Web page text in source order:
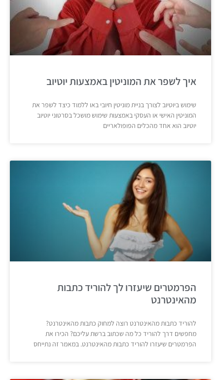
איך לשפר את המוניטין באמצעות יוטיוב
שימוש ביוטיוב לצורך בניית מוניטין חיובי באו ללמוד כיצד לשפר את
המוניטין האישי או העסקי באמצעות שימוש מושכל בסרטוני יוטיוב
יוטיוב הוא אחד מהכלים הפופולאריים
הפרמטרים שיעזרו לך להוריד כתבות
מהאינטרנט
להוריד כתבות מהאינטרנט רוצה למחוק כתבות מהאינטרנט?
מחפשים דרך להוריד כל מה שכתוב ברשת עליכם? הכירו את
הפרמטרים שיעזרו להוריד כתבות מהאינטרנט. במאמר זה נתייחס